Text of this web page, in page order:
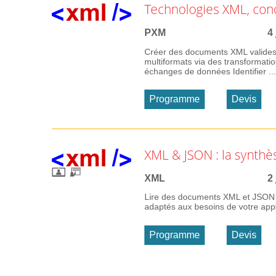
Technologies XML,
PXM 4
Créer des documents XML
multiformats via des
échanges de données Identifier ...
Programme Devis
XML & JSON : la
XML 2
Lire des documents XML et
adaptés aux besoins de votre
Programme Devis